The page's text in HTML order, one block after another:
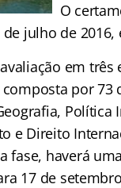
O
julho de
em
por 73
Política
e Direito
fase, haverá
17 de